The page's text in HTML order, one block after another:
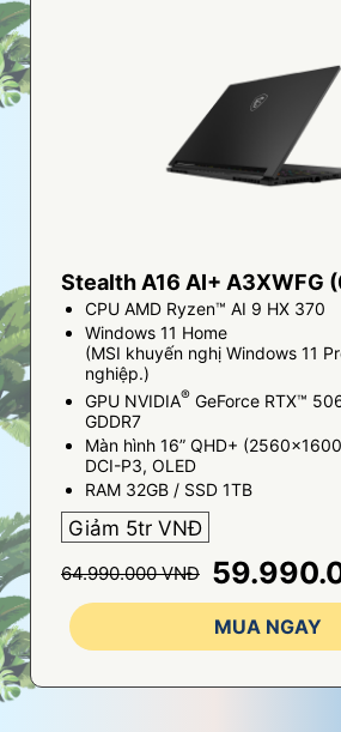
Stealth A16 AI+ A3XWFG
CPU AMD Ryzen™ AI 9 HX 370
Windows 11 Home
(MSI khuyến nghị Windows 11
nghiệp.)
GPU NVIDIA® GeForce RTX™
GDDR7
Màn hình 16” QHD+
DCI-P3, OLED
RAM 32GB / SSD 1TB
Giảm 5tr VNĐ
64.990.000 VNĐ
MUA NGAY